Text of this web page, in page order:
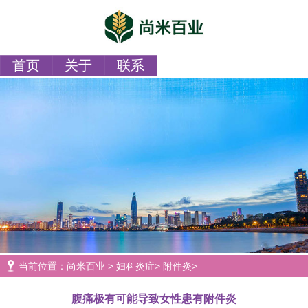
首页 关于 联系
当前位置： 尚米百业 > 妇科炎症> 附件炎>
腹痛极有可能导致女性患有附件炎